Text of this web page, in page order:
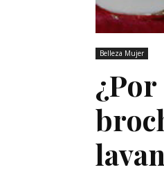
Belleza Mujer